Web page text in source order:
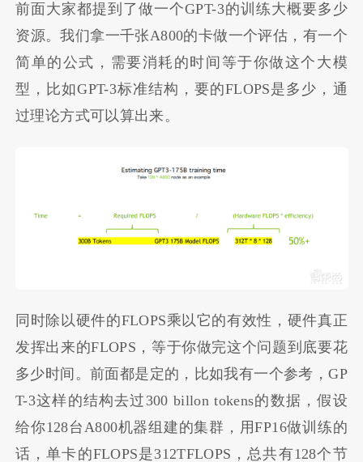
前面大家都提到了做一个GPT-3的训练大概要多少
资源。我们拿一千张A800的卡做一个评估，有一个
简单的公式，需要消耗的时间等于你做这个大模
型，比如GPT-3标准结构，要的FLOPS是多少，通
过理论方式可以算出来。
同时除以硬件的FLOPS乘以它的有效性，硬件真正
发挥出来的FLOPS，等于你做完这个问题到底要花
多少时间。前面都是定的，比如我有一个参考，GP
T-3这样的结构去过300 billon tokens的数据，假设
给你128台A800机器组建的集群，用FP16做训练的
话，单卡的FLOPS是312TFLOPS，总共有128个节